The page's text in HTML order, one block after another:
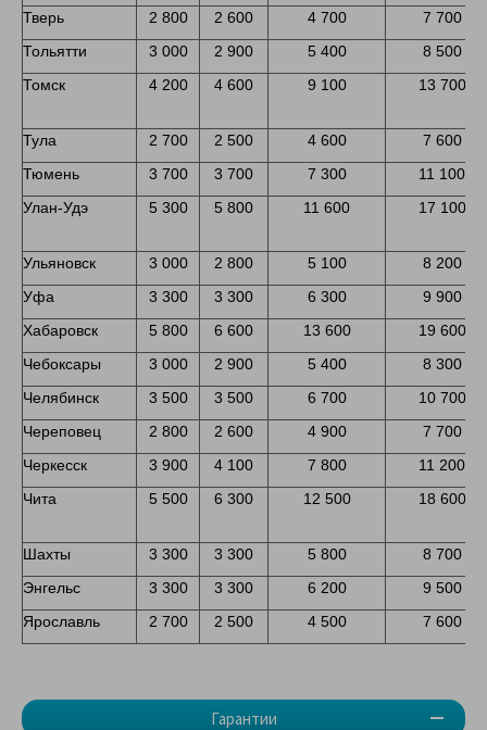
Гарантии
Тверь
2 800 2 600 4 700
7 700
Тольятти
3 000 2 900 5 400
8 500
Томск
4 200 4 600 9 100 13 700
Тула 2 700 2 500 4 600
7 600
Тюмень
3 700 3 700 7 300
11 100
Улан-Удэ
5 300 5 800 11 600 17 100
Ульяновск 3 000 2 800 5 100
8 200
Уфа
3 300 3 300 6 300
9 900
Хабаровск
5 800 6 600 13 600
19 600
Чебоксары
3 000 2 900 5 400
8 300
Челябинск
3 500 3 500 6 700
10 700
Череповец
2 800 2 600 4 900
7 700
Черкесск
3 900 4 100 7 800
11 200
Чита
5 500 6 300 12 500 18 600
Шахты 3 300 3 300 5 800
8 700
Энгельс
3 300 3 300 6 200
9 500
Ярославль
2 700 2 500 4 500 7 600